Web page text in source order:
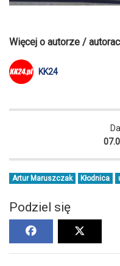
Więcej o autorze /
KK24
Artur Maruszczak Kłodnica
Podziel się